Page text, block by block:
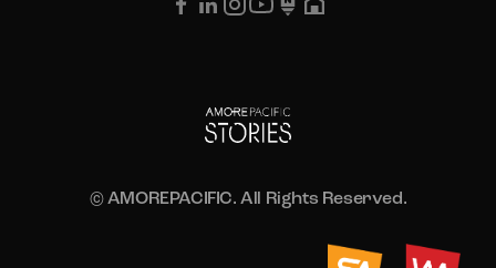
© AMOREPACIFIC. All Rights Reserved.